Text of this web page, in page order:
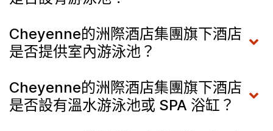
Cheyenne的洲際酒店集團旗下酒店
是否提供室內游泳池？
Cheyenne的洲際酒店集團旗下酒店
是否設有溫水游泳池或 SPA 浴缸？